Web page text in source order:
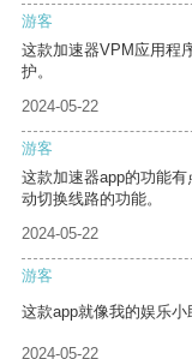
游客
这款加速器VPM应用程
护。
2024-05-22
游客
这款加速器app的功能
动切换线路的功能。
2024-05-22
游客
这款app就像我的娱乐小
2024-05-22